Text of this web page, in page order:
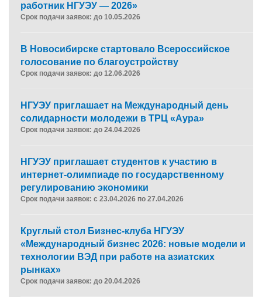
работник НГУЭУ — 2026»
Срок подачи заявок: до 10.05.2026
В Новосибирске стартовало Всероссийское
голосование по благоустройству
Срок подачи заявок: до 12.06.2026
НГУЭУ приглашает на Международный день
солидарности молодежи в ТРЦ «Аура»
Срок подачи заявок: до 24.04.2026
НГУЭУ приглашает студентов к участию в
интернет-олимпиаде по государственному
регулированию экономики
Срок подачи заявок: с 23.04.2026 по 27.04.2026
Круглый стол Бизнес-клуба НГУЭУ
«Международный бизнес 2026: новые модели и
технологии ВЭД при работе на азиатских
рынках»
Срок подачи заявок: до 20.04.2026